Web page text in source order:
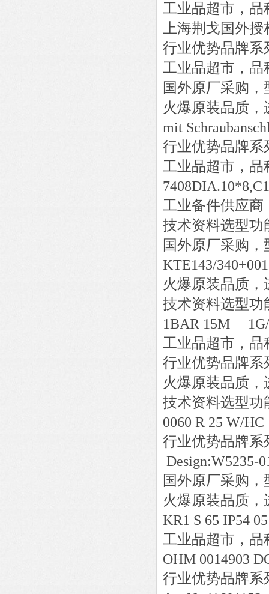
工业品超市，品
上海荆戈国外
行业优势品牌系
工业品超市，品
国外原厂采购
火爆原装品质，
mit
行业优势品牌系
工业品超市，品
工业备件供应商
技术资料选型功
国外原厂采购
KTE143/340+001
火爆原装品质，
技术资料选型功
1BAR 15M
工业品超市，品
行业优势品牌系
火爆原装品质，
技术资料选型功
0060 R 25 W/HC
行业优势品牌系
Design:W5235-
国外原厂采购
火爆原装品质，
KR1 S 65 IP54
工业品超市，品
OHM 0014903
行业优势品牌系